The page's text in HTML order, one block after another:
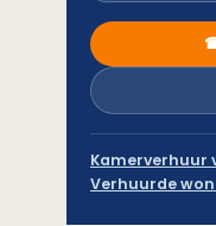
Kamerverhuur
Verhuurde